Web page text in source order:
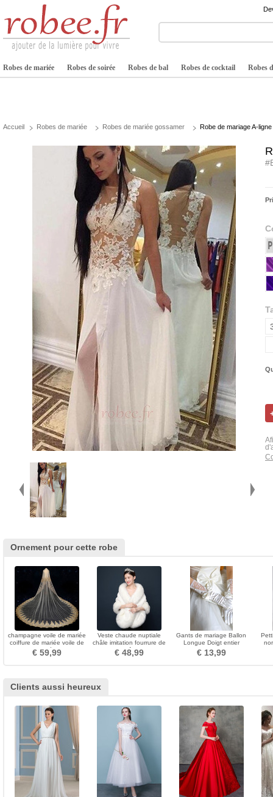
Robes de mariée Robes de soirée Robes de bal Robes de cocktail Robes
Accueil Robes de mariée Robes de mariée gossamer Robe de mariage A-
Ornement pour cette robe
champagne voile de mariée
coiffure de mariée voile de
mariée
€ 59,99
Veste chaude nuptiale
châle imitation fourrure de
renard châle chaud
accessoires
€ 48,99
Gants de mariage Ballon
Longue Doigt entier
multifonctionnel
€ 13,99
Clients aussi heureux